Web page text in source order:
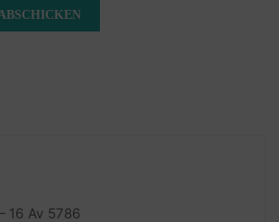
16 Av 5786